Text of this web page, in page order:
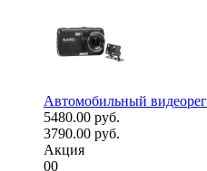
Автомобильный
5480.00 руб.
3790.00 руб.
Акция
00